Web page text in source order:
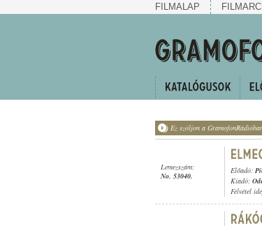
FILMALAP
Ez szóljon a
Lemezszám:
No. 53040.
Előadó:
Kiadó:
Felvétel